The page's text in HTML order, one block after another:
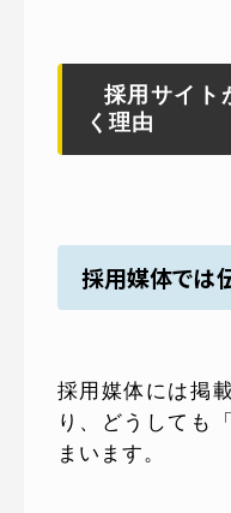
採用サイト
く理由
採用媒体では
採用媒体には掲
り、どうしても
まいます。